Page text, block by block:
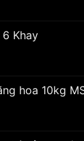
6 Khay
hoa 10kg